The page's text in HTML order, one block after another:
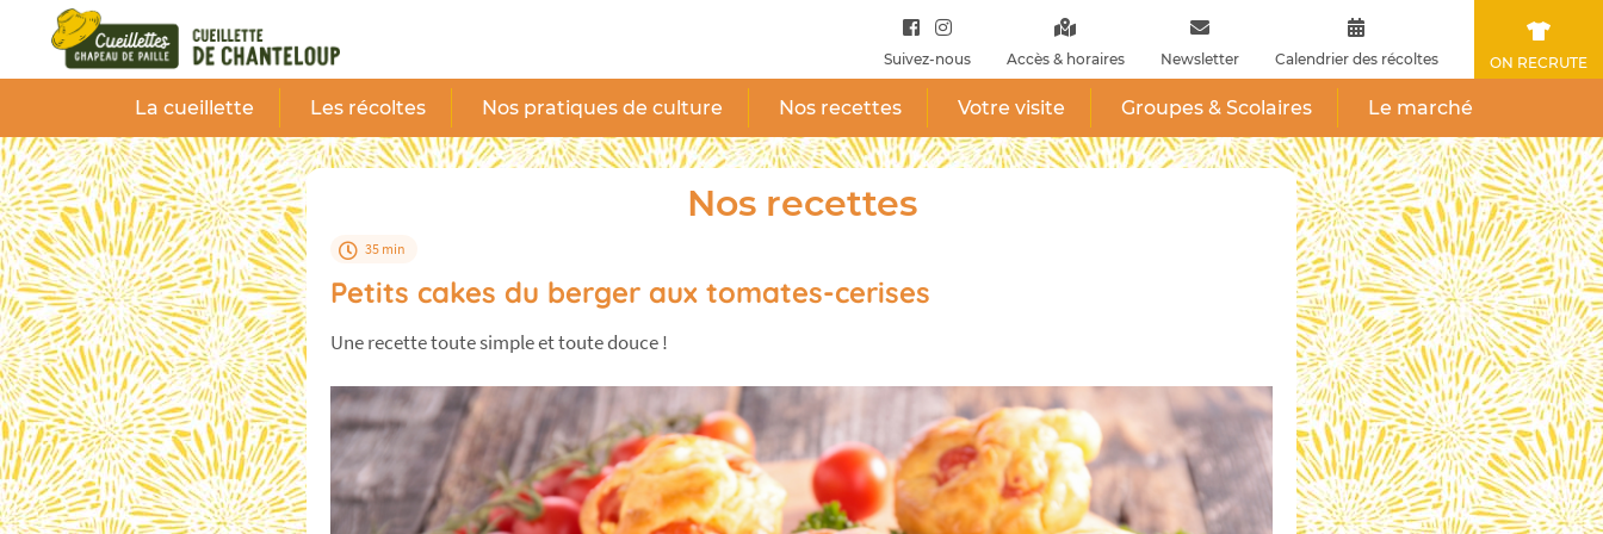
Suivez-nous Accès & horaires Newsletter Calendrier des récoltes ON RECRUTE
La cueillette Les récoltes Nos pratiques de culture Nos recettes Votre visite Groupes & Scolaires Le marché
Nos recettes
35 min
Petits cakes du berger aux tomates-cerises
Une recette toute simple et toute douce !
Panneau de gestion des cookies